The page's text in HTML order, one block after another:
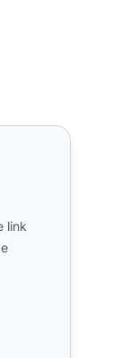
pagina Facebook
link